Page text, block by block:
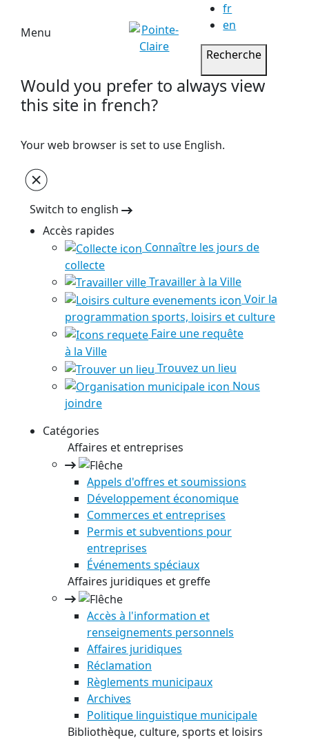
Menu
fr
en
Recherche
Would you prefer to always view
this site in french?
Your web browser is set to use English.
Switch to english
Accès rapides
Connaître les jours de
collecte
Travailler à la Ville
Voir la
programmation sports, loisirs et culture
Faire une requête
à la Ville
Trouvez un lieu
Nous
joindre
Catégories
Affaires et entreprises
Appels d'offres et soumissions
Développement économique
Commerces et entreprises
Permis et subventions pour
entreprises
Événements spéciaux
Affaires juridiques et greffe
Accès à l'information et
renseignements personnels
Affaires juridiques
Réclamation
Règlements municipaux
Archives
Politique linguistique municipale
Bibliothèque, culture, sports et loisirs